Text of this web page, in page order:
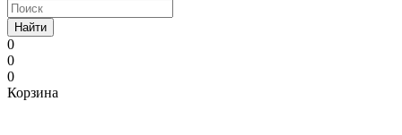
Найти
0
0
0
Корзина